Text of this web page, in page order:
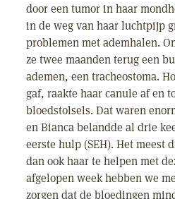
door een tumor in haar
in de weg van haar luchtpijp
problemen met ademhalen.
ze twee maanden terug een
ademen, een tracheostoma.
gaf, raakte haar canule af en
bloedstolsels. Dat waren
en Bianca belandde al drie
eerste hulp (SEH). Het meest
dan ook haar te helpen met
afgelopen week hebben we
zorgen dat de bloedingen